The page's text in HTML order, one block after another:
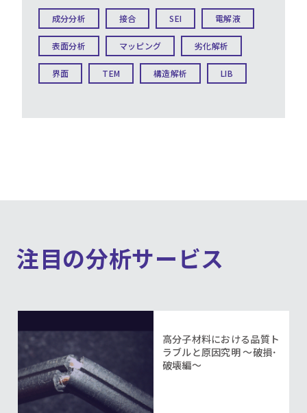
成分分析 接合 SEI 電解液
表面分析 マッピング 劣化解析
界面 TEM 構造解析 LIB
注目の分析サービス
高分子材料における品質ト
ラブルと原因究明 ～破損･
破壊編～